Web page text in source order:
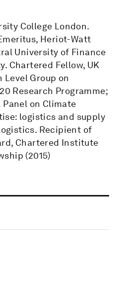
College London.
Heriot-Watt
University of Finance
Chartered Fellow, UK
Group on
Research Programme;
on Climate
logistics and supply
Recipient of
Chartered Institute
(2015)